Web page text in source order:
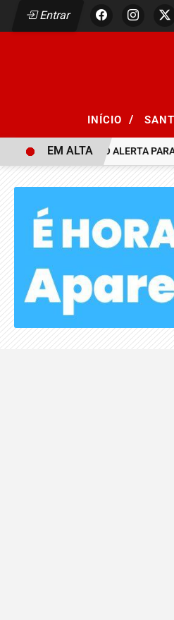
Entrar
INÍCIO /
SÃO PAULO ALERTA PARA
EM ALTA